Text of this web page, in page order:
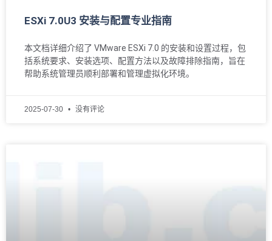
ESXi 7.0U3 安装与配置专业指南
本文档详细介绍了 VMware ESXi 7.0 的安装和设置过程，包
括系统要求、安装选项、配置方法以及故障排除指南，旨在
帮助系统管理员顺利部署和管理虚拟化环境。
2025-07-30 没有评论